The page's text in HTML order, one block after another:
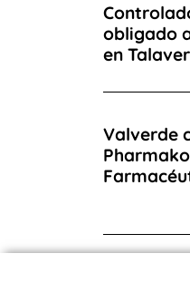
obligado
en
Valverde